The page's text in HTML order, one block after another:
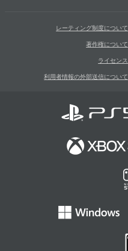
レーティング制度について
著作権について
ライセンス
利用者情報の外部送信について